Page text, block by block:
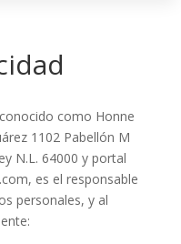
como Honne
1102 Pabellón M
N.L. 64000 y portal
es el responsable
personales, y al